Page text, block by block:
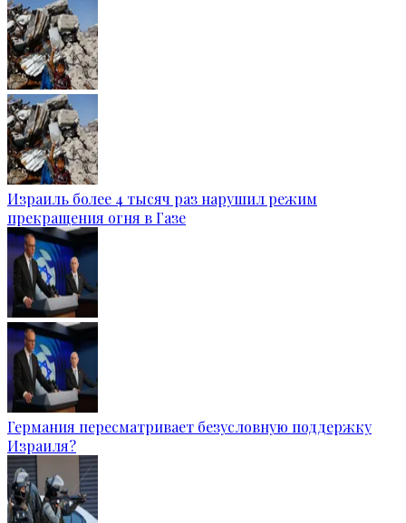
Израиль более 4 тысяч раз нарушил режим
прекращения огня в Газе
Германия пересматривает безусловную поддержку
Израиля?